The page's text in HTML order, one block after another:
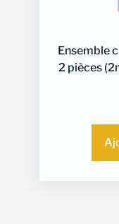
Ensemble
2 pièces